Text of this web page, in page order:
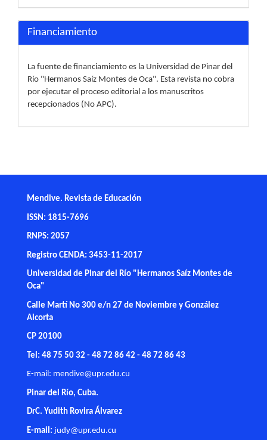
Financiamiento
La fuente de financiamiento es la Universidad de Pinar del
Río "Hermanos Saíz Montes de Oca". Esta revista no cobra
por ejecutar el proceso editorial a los manuscritos
recepcionados (No APC).
Mendive. Revista de Educación
ISSN: 1815-7696
RNPS: 2057
Registro CENDA: 3453-11-2017
Universidad de Pinar del Río "Hermanos Saíz Montes de
Oca"
Calle Martí No 300 e/n 27 de Noviembre y González
Alcorta
CP 20100
Tel: 48 75 50 32 - 48 72 86 42 - 48 72 86 43
E-mail: mendive@upr.edu.cu
Pinar del Río, Cuba.
DrC. Yudith Rovira Álvarez
E-mail: judy@upr.edu.cu